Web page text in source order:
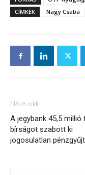
CÍMKÉK
Nagy Csaba
Előző cikk
A jegybank 45,5 millió
bírságot szabott ki
jogosulatlan